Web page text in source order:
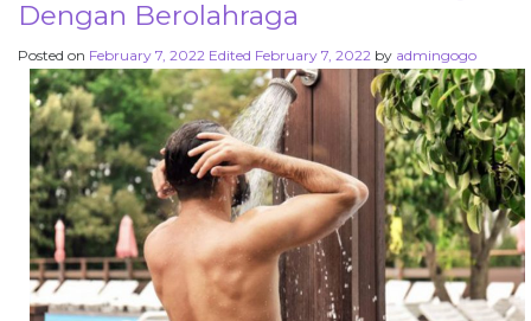
Dengan Berolahraga
Posted on February 7, 2022 Edited February 7, 2022 by admingogo